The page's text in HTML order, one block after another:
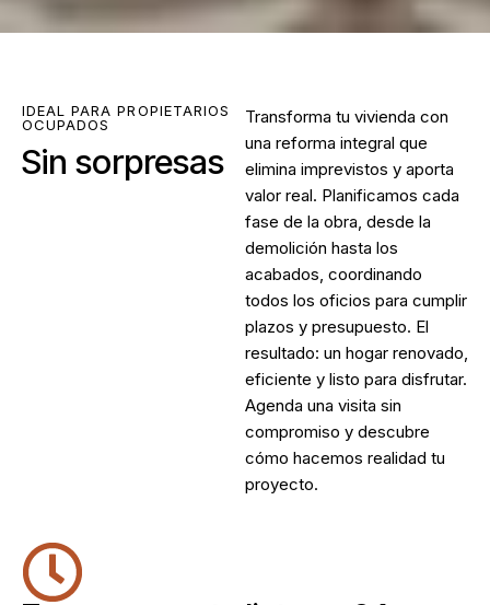
IDEAL PARA PROPIETARIOS
OCUPADOS
Sin sorpresas
Transforma tu vivienda con
una reforma integral que
elimina imprevistos y aporta
valor real. Planificamos cada
fase de la obra, desde la
demolición hasta los
acabados, coordinando
todos los oficios para cumplir
plazos y presupuesto. El
resultado: un hogar renovado,
eficiente y listo para disfrutar.
Agenda una visita sin
compromiso y descubre
cómo hacemos realidad tu
proyecto.